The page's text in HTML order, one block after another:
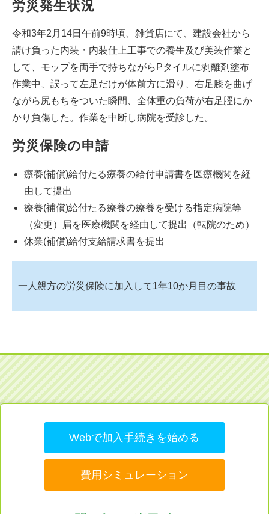
労災発生状況
令和3年2月14日午前9時頃、雑貨店にて、建設会社から
請け負った内装・内装仕上工事での養生及び美装作業と
して、モップを両手で持ちながらPタイルに剥離剤塗布
作業中、誤って左足だけが体前方に滑り、右足膝を曲げ
ながら尻もちをついた瞬間、全体重の負荷が右足脛にか
かり負傷した。作業を中断し病院を受診した。
労災保険の申請
療養(補償)給付たる療養の給付申請書を医療機関を経
由して提出
療養(補償)給付たる療養の療養を受ける指定病院等
（変更）届を医療機関を経由して提出（転院のため）
休業(補償)給付支給請求書を提出
一人親方の労災保険に加入して1年10か月目の事故
Webで加入手続きを始める
費用シミュレーション